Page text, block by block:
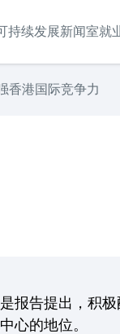
持续发展新闻室就
香港国际竞争力
报告提出，积
心的地位。